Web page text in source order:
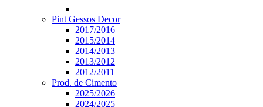
Pint Gessos Decor
2017/2016
2015/2014
2014/2013
2013/2012
2012/2011
Prod. de Cimento
2025/2026
2024/2025